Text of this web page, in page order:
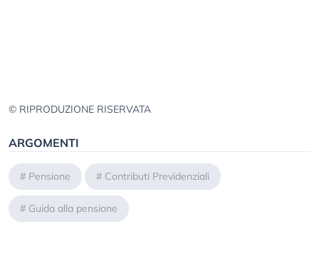
© RIPRODUZIONE RISERVATA
ARGOMENTI
# Pensione # Contributi Previdenziali
# Guida alla pensione